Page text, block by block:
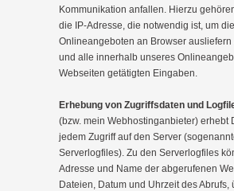
Kommunikation anfallen. Hierzu
die IP-Adresse, die notwendig ist, um
Onlineangeboten an Browser ausliefern
und alle innerhalb unseres
Webseiten getätigten Eingaben.
Erhebung von Zugriffsdaten und
(bzw. mein Webhostinganbieter) erhebt
jedem Zugriff auf den Server
Serverlogfiles). Zu den Serverlogfiles
Adresse und Name der abgerufenen
Dateien, Datum und Uhrzeit des Abrufs,